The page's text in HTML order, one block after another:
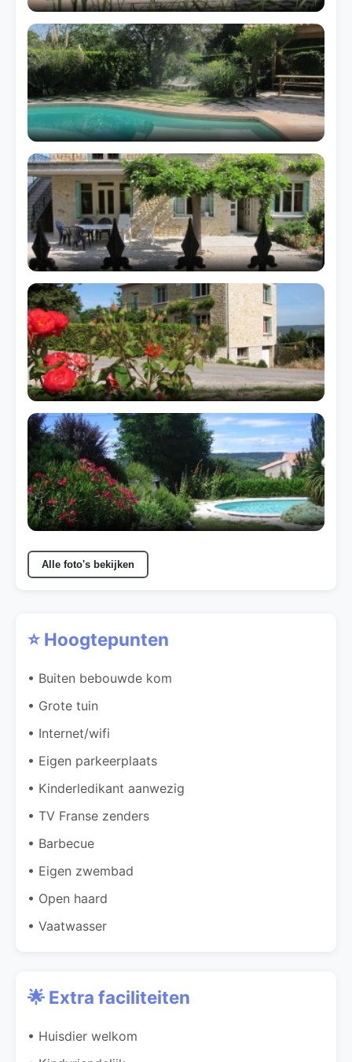
Alle foto's bekijken
⭐ Hoogtepunten
• Buiten bebouwde kom
• Grote tuin
• Internet/wifi
• Eigen parkeerplaats
• Kinderledikant aanwezig
• TV Franse zenders
• Barbecue
• Eigen zwembad
• Open haard
• Vaatwasser
🌟 Extra faciliteiten
• Huisdier welkom